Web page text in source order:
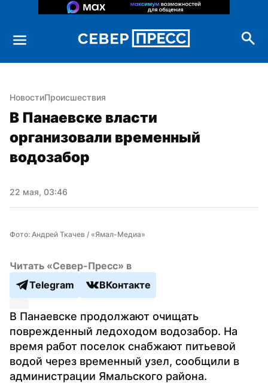
НовостиПроисшествия
В Панаевске власти
организовали временный
водозабор
22 мая, 03:46
Фото: Андрей Ткачев / «Ямал-Медиа»
Читать «Север-Пресс» в
Telegram
ВКонтакте
В Панаевске продолжают очищать
поврежденный ледоходом водозабор. На
время работ поселок снабжают питьевой
водой через временный узел, сообщили в
администрации Ямальского района.